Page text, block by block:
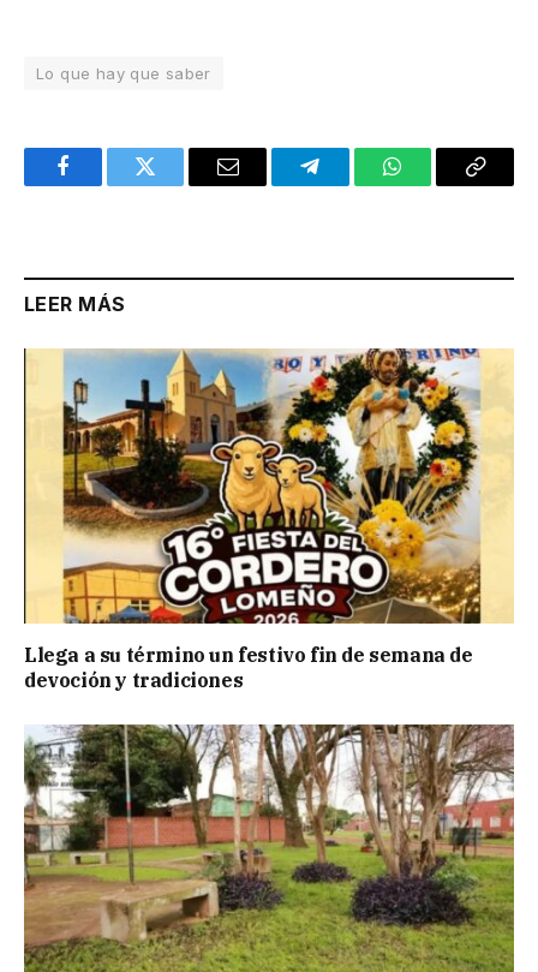
Lo que hay que saber
FacebookTwitter Email TelegramWhatsAppCopy
LEER MÁS
Llega a su término un festivo fin de semana de
devoción y tradiciones